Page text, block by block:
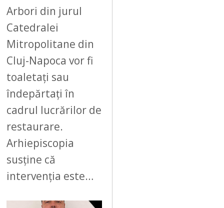
Arbori din jurul
Catedralei
Mitropolitane din
Cluj-Napoca vor fi
toaletați sau
îndepărtați în
cadrul lucrărilor de
restaurare.
Arhiepiscopia
susține că
intervenția este…